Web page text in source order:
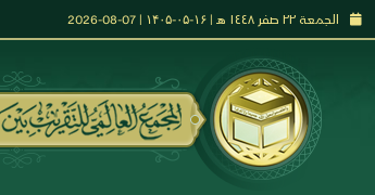
الجمعة ٢٢ صفر ١٤٤٨ هـ | ۱۶-۰۵-۱۴۰۵ | 07-08-2026